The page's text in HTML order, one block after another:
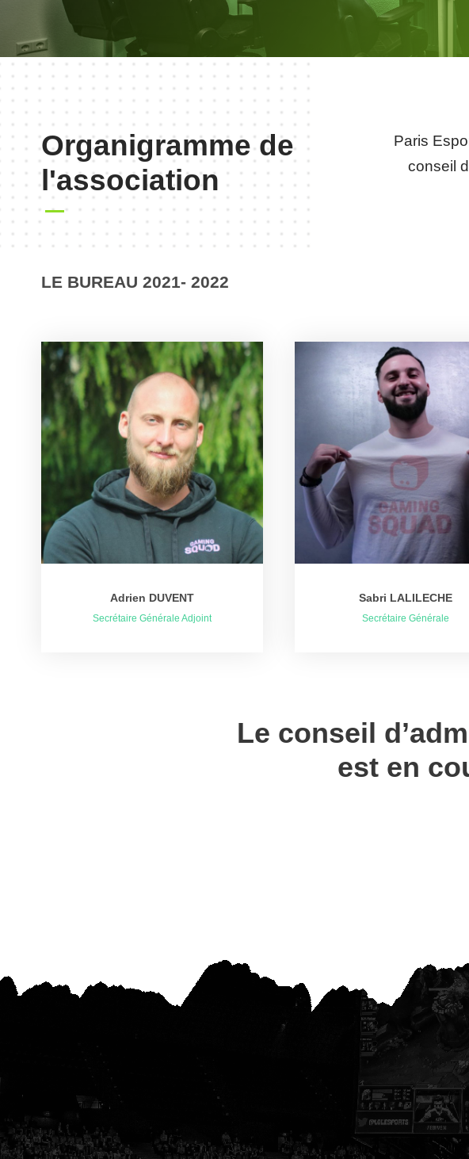
Organigramme de
l'association
Paris
conseil
LE BUREAU 2021- 2022
Adrien DUVENT
Secrétaire Générale Adjoint
Sabri LALILECHE
Secrétaire Générale
Le conseil
est en